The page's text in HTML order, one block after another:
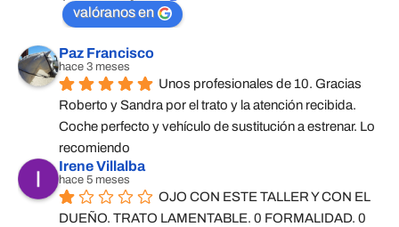
valóranos en
Paz Francisco
hace 3 meses
Unos profesionales de 10. Gracias
Roberto y Sandra por el trato y la atención recibida.
Coche perfecto y vehículo de sustitución a estrenar. Lo
recomiendo
Irene Villalba
hace 5 meses
OJO CON ESTE TALLER Y CON EL
DUEÑO. TRATO LAMENTABLE. 0 FORMALIDAD. 0